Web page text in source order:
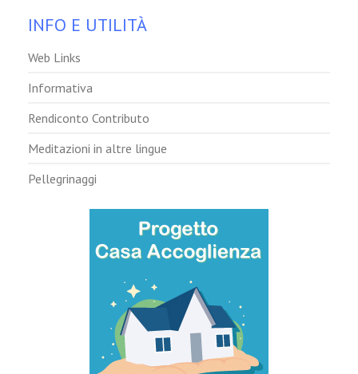
INFO E UTILITÀ
Web Links
Informativa
Rendiconto Contributo
Meditazioni in altre lingue
Pellegrinaggi